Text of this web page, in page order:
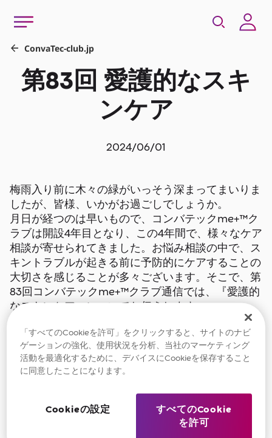
第83回 愛護的なスキ
ンケア
2024/06/01
梅雨入り前に木々の緑がいっそう深まってまいりま
したが、皆様、いかがお過ごしでしょうか。
月日が経つのは早いもので、コンバテック me+™ク
ラブは開設4年目となり、この4年間で、様々なケア
相談が寄せられてきました。お悩み相談の中で、ス
キントラブルが起きる前に予防的にケアすることの
大切さを感じることが多々ございます。そこで、第
83 回コンバテック me+™クラブ通信では、
『愛護的
なスキンケア』
＜愛護的なスキンケアとは＞
スキンケアにおいて大切なのは、皮膚に無用な刺
激を与えないことです。お肌のお手入れの際にも、
おいても同様です。ストーマ保有者にとって『スト
ーマ装具の貼付』は避けられない訳ですから、注意
「すべてのCookieを許可」をクリックすると、サイトのナビ
ゲーションの強化、使用状況を分析、当社のマーケティング
活動を最適化するために、デバイスにCookieを保存すること
に同意したことになります。
すべてのCookie
を許可
Cookieの設定